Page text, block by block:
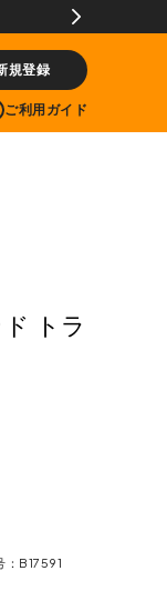
員限定】交換送料片道無
規登録
ご利用ガイド
トラ
B17591